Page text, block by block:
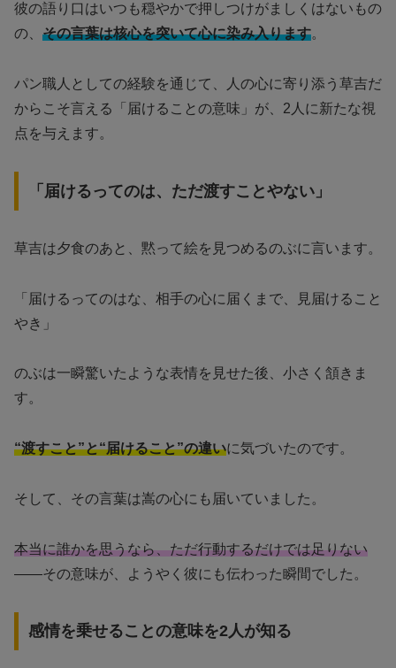
彼の語り口はいつも穏やかで押しつけがましくはないもの
の、 その言葉は核心を突いて心に染み入ります。
パン職人としての経験を通じて、人の心に寄り添う草吉だ
からこそ言える「届けることの意味」が、2人に新たな視
点を与えます。
「届けるってのは、ただ渡すことやない」
草吉は夕食のあと、黙って絵を見つめるのぶに言います。
「届けるってのはな、相手の心に届くまで、見届けること
やき」
のぶは一瞬驚いたような表情を見せた後、小さく頷きま
す。
“渡すこと”と“届けること”の違いに気づいたのです。
そして、その言葉は嵩の心にも届いていました。
本当に誰かを思うなら、ただ行動するだけでは足りない
――その意味が、ようやく彼にも伝わった瞬間でした。
感情を乗せることの意味を2人が知る